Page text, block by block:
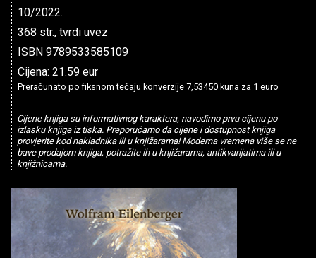
10/2022.
368 str., tvrdi uvez
ISBN 9789533585109
Cijena: 21.59 eur
Preračunato po fiksnom tečaju konverzije 7,53450 kuna za 1 euro
Cijene knjiga su informativnog karaktera, navodimo prvu cijenu po
izlasku knjige iz tiska. Preporučamo da cijene i dostupnost knjiga
provjerite kod nakladnika ili u knjižarama! Moderna vremena više se ne
bave prodajom knjiga, potražite ih u knjižarama, antikvarijatima ili u
knjižnicama.